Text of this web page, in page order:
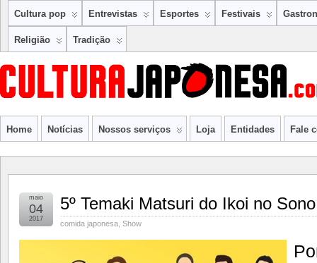
Cultura pop Entrevistas Esportes Festivais
Religião Tradição
Home Notícias Nossos serviços Loja Entidades Fale
5º Temaki Matsuri do Ikoi no Sono
comida japonesa Show
maio
04
2017